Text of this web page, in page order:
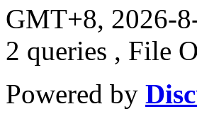
GMT+8, 2026-
2 queries , File
Powered by